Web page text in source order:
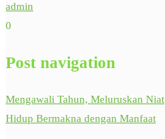
admin
0
Post navigation
Mengawali Tahun, Meluruskan Niat
Hidup Bermakna dengan Manfaat